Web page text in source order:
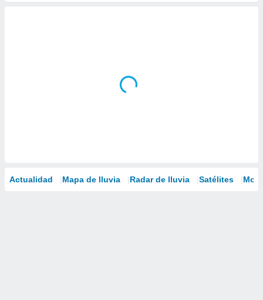
Actualidad Mapa de lluvia Radar de lluvia Satélites